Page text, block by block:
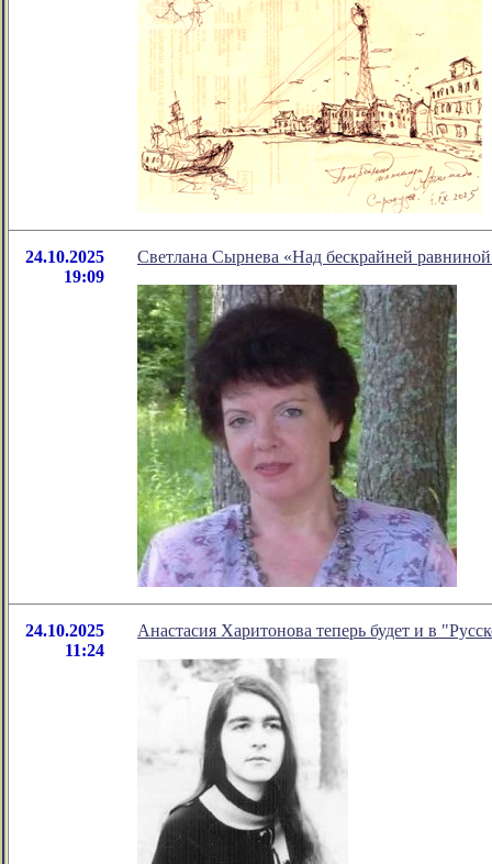
24.10.2025
19:09
Светлана Сырнева «Над бескрайней
24.10.2025
11:24
Анастасия Харитонова теперь будет и в